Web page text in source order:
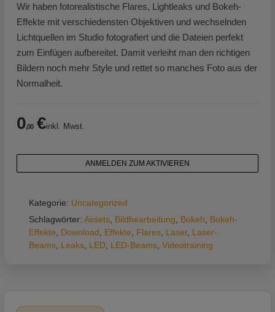
Wir haben fotorealistische Flares, Lightleaks und Bokeh-
Effekte mit verschiedensten Objektiven und wechselnden
Lichtquellen im Studio fotografiert und die Dateien perfekt
zum Einfügen aufbereitet. Damit verleiht man den richtigen
Bildern noch mehr Style und rettet so manches Foto aus der
Normalheit.
0,00 €inkl. Mwst.
ANMELDEN ZUM AKTIVIEREN
Kategorie: Uncategorized
Schlagwörter: Assets Bildbearbeitung Bokeh
Bokeh-
Effekte
Download Effekte Flares Laser, Laser-
Beams Leaks LED LED-Beams Videotraining